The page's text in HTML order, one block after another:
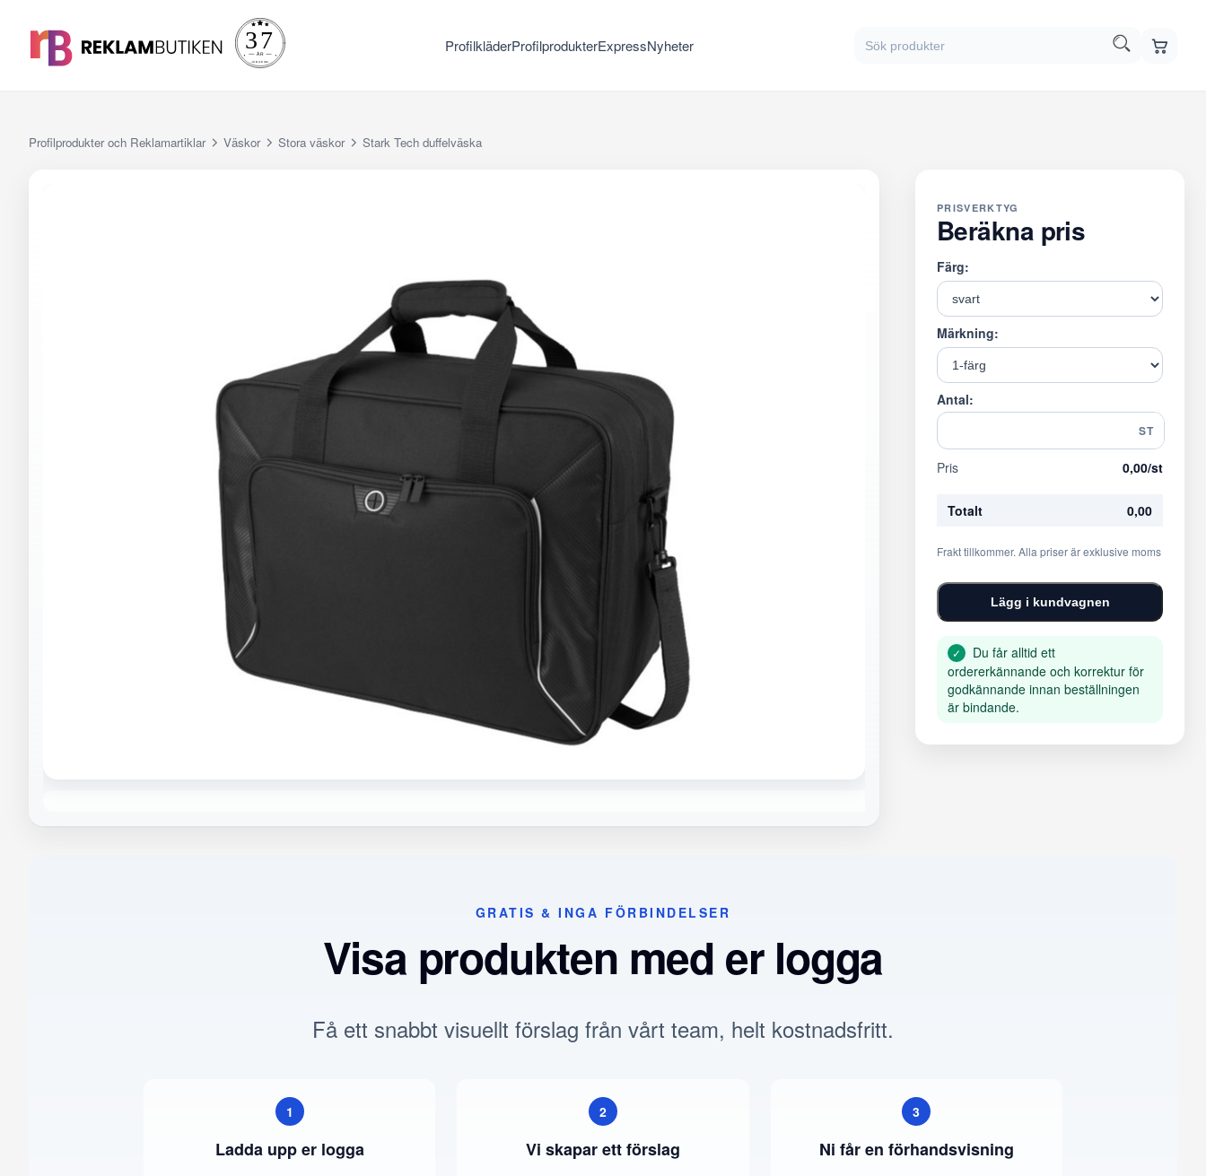
ProfilkläderProfilprodukterExpressNyheter
Profilprodukter och Reklamartiklar Väskor Stora väskor Stark Tech duffelväska
PRISVERKTYG
Beräkna pris
Färg:
Märkning:
Antal:
ST
Pris 0,00/st
Totalt 0,00
Frakt tillkommer. Alla priser är exklusive moms
Lägg i kundvagnen
✓
Du får alltid ett
ordererkännande och korrektur för
godkännande innan beställningen
är bindande.
GRATIS & INGA FÖRBINDELSER
Visa produkten med er logga
Få ett snabbt visuellt förslag från vårt team, helt kostnadsfritt.
1
Ladda upp er logga
2
Vi skapar ett förslag
3
Ni får en förhandsvisning